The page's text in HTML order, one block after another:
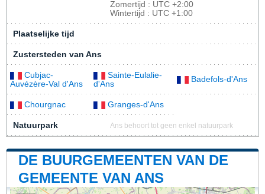
Zomertijd : UTC +2:00
Wintertijd : UTC +1:00
Plaatselijke tijd
Zustersteden van Ans
Cubjac-
Auvézère-Val d'Ans
Sainte-Eulalie-
d'Ans
Badefols-d'Ans
Chourgnac Granges-d'Ans
Natuurpark Ans behoort tot geen enkel natuurpark
DE BUURGEMEENTEN VAN DE
GEMEENTE VAN ANS